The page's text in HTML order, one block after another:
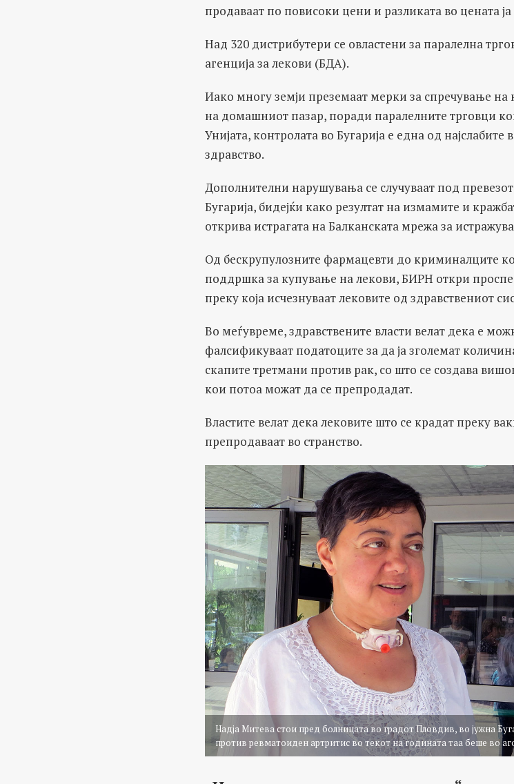
продаваат по повисоки цени и разликата во цената ја
Над 320 дистрибутери се овластени за паралелна
агенција за лекови (БДА).
Иако многу земји преземаат мерки за спречување на
на домашниот пазар, поради паралелните трговци
Унијата, контролата во Бугарија е една од најслабите
здравство.
Дополнителни нарушувања се случуваат под
Бугарија, бидејќи како резултат на измамите и
открива истрагата на Балканската мрежа за
Од бескрупулозните фармацевти до криминалците
поддршка за купување на лекови, БИРН откри
преку која исчезнуваат лековите од здравствениот
Во меѓувреме, здравствените власти велат дека е
фалсификуваат податоците за да ја зголемат
скапите третмани против рак, со што се создава
кои потоа можат да се препродадат.
Властите велат дека лековите што се крадат преку
препродаваат во странство.
Надја Митева стои пред болницата во градот Пловдив, во јужна
против ревматоиден артритис во текот на годината таа беше во